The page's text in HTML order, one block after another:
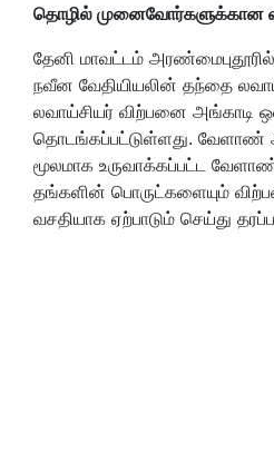
தொழில் முனைவோர்களுக்கான
தேனி மாவட்டம்
நவீன வேதியியலின் தந்தை
லவாய்சியர் விற்பனை அங்காடி
தொடங்கப்பட்டுள்ளது. வேளாண்
மூலமாக உருவாக்கப்பட்ட
தங்களின் பொருட்களையும்
வசதியாக ஏற்பாடும் செய்து